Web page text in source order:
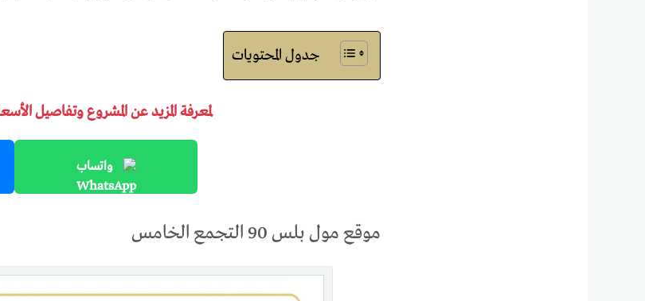
جدول المحتويات
لمعرفة المزيد عن المشروع وتفاصيل
واتساب
موقع مول بلس 90 التجمع الخامس